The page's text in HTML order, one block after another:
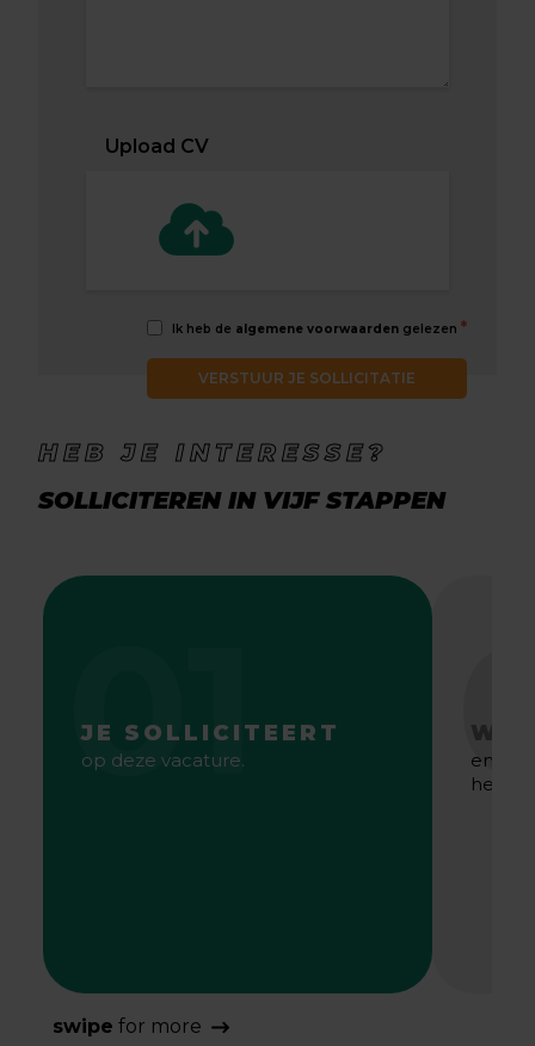
Upload CV
Ik heb de algemene voorwaarden gelezen *
VERSTUUR JE SOLLICITATIE
HEB JE INTERESSE?
SOLLICITEREN IN VIJF STAPPEN
01
JE SOLLICITEERT
op deze vacature.
en
het
swipe for more